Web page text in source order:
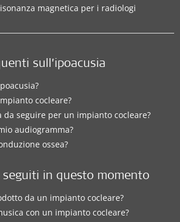
magnetica per i radiologi
sull’ipoacusia
cocleare?
da seguire per un impianto cocleare?
audiogramma?
ossea?
in questo momento
da un impianto cocleare?
con un impianto cocleare?